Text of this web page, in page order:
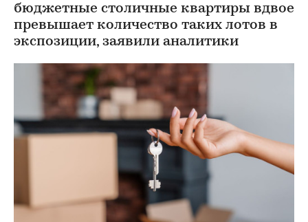
бюджетные столичные квартиры вдвое
превышает количество таких лотов в
экспозиции, заявили аналитики